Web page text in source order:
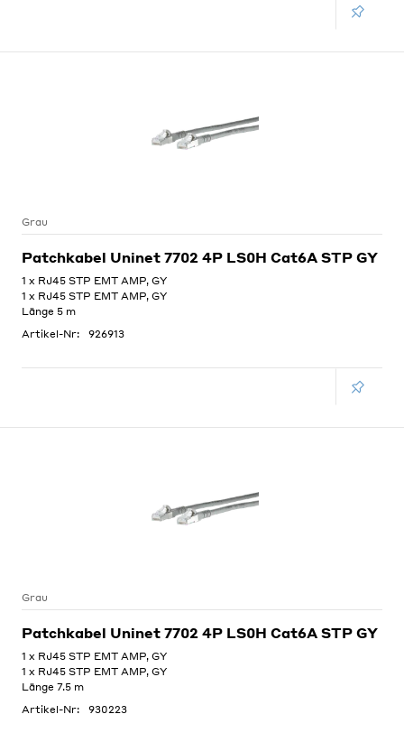
Grau
Patchkabel Uninet 7702 4P LS0H Cat6A STP GY
1 x RJ45 STP EMT AMP, GY
1 x RJ45 STP EMT AMP, GY
Länge 5 m
Artikel-Nr:
926913
Grau
Patchkabel Uninet 7702 4P LS0H Cat6A STP GY
1 x RJ45 STP EMT AMP, GY
1 x RJ45 STP EMT AMP, GY
Länge 7.5 m
Artikel-Nr:
930223